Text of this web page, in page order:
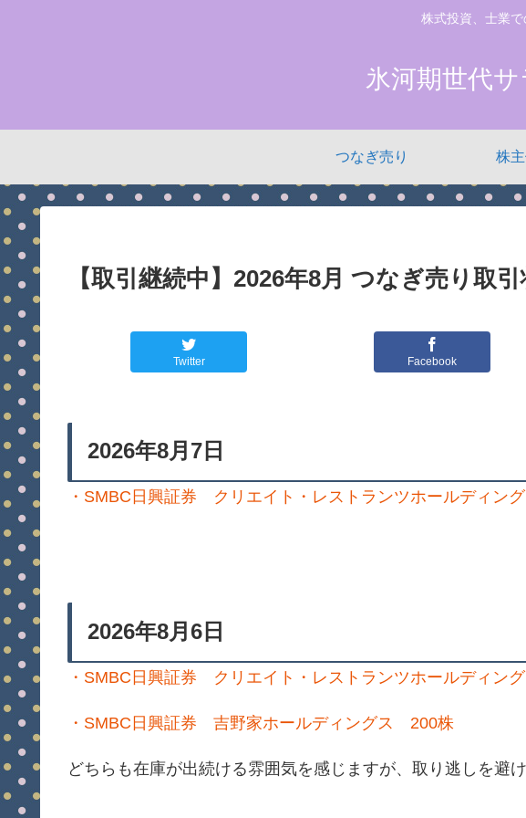
株式投資、士業
氷河期世代
つなぎ売り 株
【取引継続中】2026年8月 つなぎ売り取
Twitter Facebook
2026年8月7日
・SMBC日興証券 クリエイト・レストランツホールディン
2026年8月6日
・SMBC日興証券 クリエイト・レストランツホールディン
・SMBC日興証券 吉野家ホールディングス 200株
どちらも在庫が出続ける雰囲気を感じますが、取り逃しを避